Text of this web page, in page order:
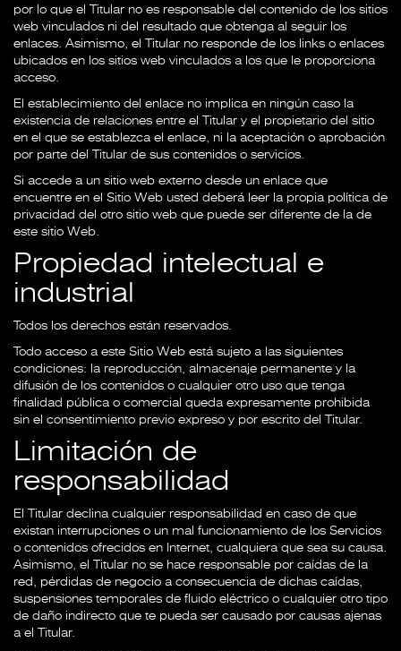
por lo que el Titular no es responsable del contenido de los sitios
web vinculados ni del resultado que obtenga al seguir los
enlaces. Asimismo, el Titular no responde de los links o enlaces
ubicados en los sitios web vinculados a los que le proporciona
acceso.
El establecimiento del enlace no implica en ningún caso la
existencia de relaciones entre el Titular y el propietario del sitio
en el que se establezca el enlace, ni la aceptación o aprobación
por parte del Titular de sus contenidos o servicios.
Si accede a un sitio web externo desde un enlace que
encuentre en el Sitio Web usted deberá leer la propia política de
privacidad del otro sitio web que puede ser diferente de la de
este sitio Web.
Propiedad intelectual e
industrial
Todos los derechos están reservados.
Todo acceso a este Sitio Web está sujeto a las siguientes
condiciones: la reproducción, almacenaje permanente y la
difusión de los contenidos o cualquier otro uso que tenga
finalidad pública o comercial queda expresamente prohibida
sin el consentimiento previo expreso y por escrito del Titular.
Limitación de
responsabilidad
El Titular declina cualquier responsabilidad en caso de que
existan interrupciones o un mal funcionamiento de los Servicios
o contenidos ofrecidos en Internet, cualquiera que sea su causa.
Asimismo, el Titular no se hace responsable por caídas de la
red, pérdidas de negocio a consecuencia de dichas caídas,
suspensiones temporales de fluido eléctrico o cualquier otro tipo
de daño indirecto que te pueda ser causado por causas ajenas
a el Titular.